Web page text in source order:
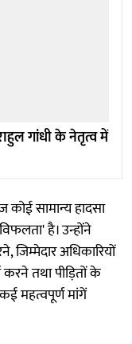
गांधी के नेतृत्व में
कोई सामान्य हादसा
है। उन्होंने
जिम्मेदार अधिकारियों
तथा पीड़ितों के
महत्वपूर्ण मांगें